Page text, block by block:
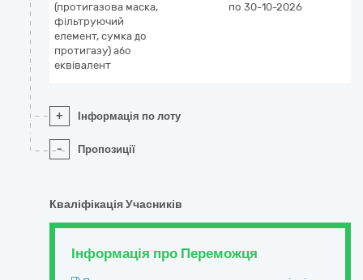
(протигазова маска,
фільтруючий
елемент, сумка до
протигазу) або
еквівалент
по 30-10-2026
+ Інформація по лоту
- Пропозиції
Кваліфікація Учасників
Інформація про Переможця